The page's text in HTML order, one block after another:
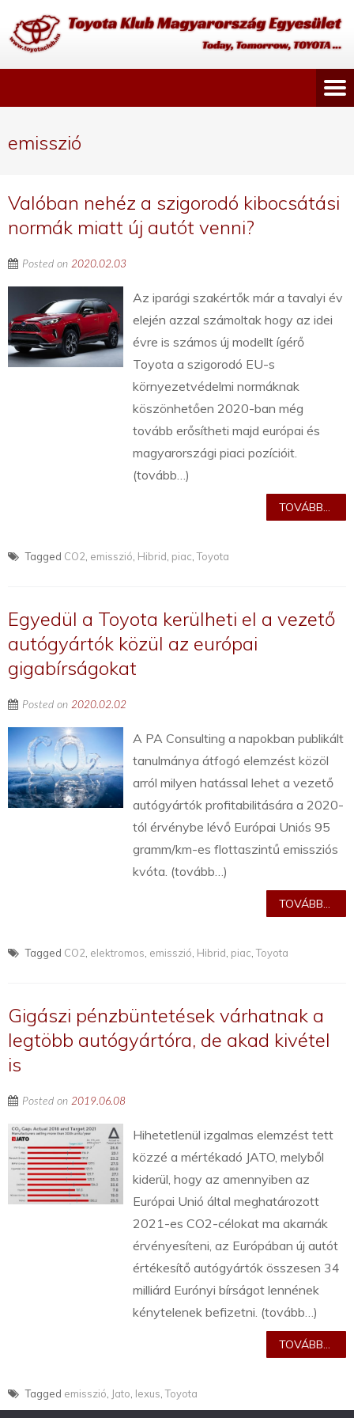
emisszió
Valóban nehéz a szigorodó kibocsátási
normák miatt új autót venni?
Posted on 2020.02.03
Az iparági szakértők már a tavalyi év
elején azzal számoltak hogy az idei
évre is számos új modellt ígérő
Toyota a szigorodó EU-s
környezetvédelmi normáknak
köszönhetően 2020-ban még
tovább erősítheti majd európai és
magyarországi piaci pozícióit.
(tovább…)
TOVÁBB...
Tagged CO2 emisszió Hibrid piac ,Toyota
Egyedül a Toyota kerülheti el a vezető
autógyártók közül az európai
gigabírságokat
Posted on 2020.02.02
A PA Consulting a napokban publikált
tanulmánya átfogó elemzést közöl
arról milyen hatással lehet a vezető
autógyártók profitabilitására a 2020-
tól érvénybe lévő Európai Uniós 95
gramm/km-es flottaszintű emissziós
kvóta. (tovább…)
TOVÁBB...
Tagged CO2 elektromos emisszió Hibrid piac ,Toyota
Gigászi pénzbüntetések várhatnak a
legtöbb autógyártóra, de akad kivétel
is
Posted on 2019.06.08
Hihetetlenül izgalmas elemzést tett
közzé a mértékadó JATO, melyből
kiderül, hogy az amennyiben az
Európai Unió által meghatározott
2021-es CO2-célokat ma akarnák
érvényesíteni, az Európában új autót
értékesítő autógyártók összesen 34
milliárd Eurónyi bírságot lennének
kénytelenek befizetni. (tovább…)
TOVÁBB...
Tagged emisszió Jato lexus ,Toyota